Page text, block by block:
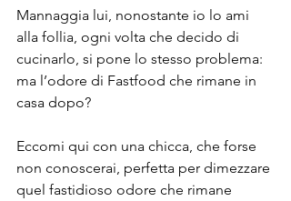
Mannaggia lui, nonostante io lo ami
alla follia, ogni volta che decido di
cucinarlo, si pone lo stesso problema:
ma l’odore di Fastfood che rimane in
casa dopo?
Eccomi qui con una chicca, che forse
non conoscerai, perfetta per dimezzare
quel fastidioso odore che rimane